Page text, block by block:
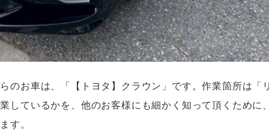
のお車は、「【トヨタ】クラウン」です。作業箇所は「
しているかを、他のお客様にも細かく知って頂くために
す。